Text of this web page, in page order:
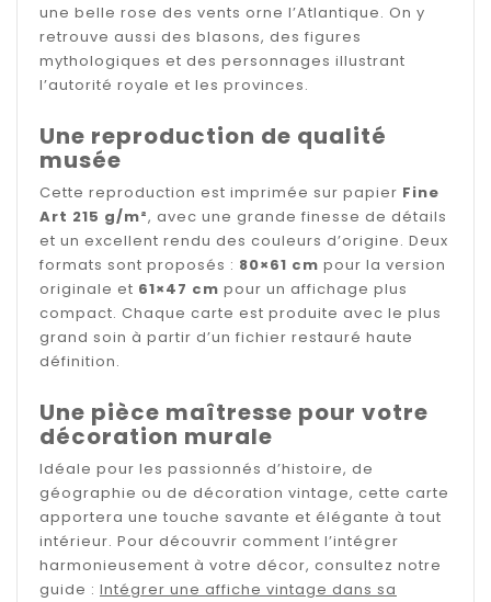
une belle rose des vents orne l’Atlantique. On y
retrouve aussi des blasons, des figures
mythologiques et des personnages illustrant
l’autorité royale et les provinces.
Une reproduction de qualité
musée
Cette reproduction est imprimée sur papier Fine
Art 215 g/m², avec une grande finesse de détails
et un excellent rendu des couleurs d’origine. Deux
formats sont proposés : 80×61 cm pour la version
originale et 61×47 cm pour un affichage plus
compact. Chaque carte est produite avec le plus
grand soin à partir d’un fichier restauré haute
définition.
Une pièce maîtresse pour votre
décoration murale
Idéale pour les passionnés d’histoire, de
géographie ou de décoration vintage, cette carte
apportera une touche savante et élégante à tout
intérieur. Pour découvrir comment l’intégrer
harmonieusement à votre décor, consultez notre
guide : Intégrer une affiche vintage dans sa